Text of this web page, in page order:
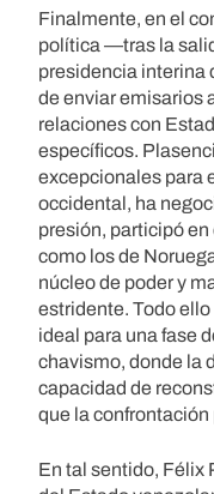
Finalmente, en el
política —tras la
presidencia interina
de enviar emisarios
relaciones con
específicos.
excepcionales para
occidental, ha
presión, participó
como los de
núcleo de poder y
estridente. Todo
ideal para una fase
chavismo, donde la
capacidad de
que la confrontación
En tal sentido, Félix